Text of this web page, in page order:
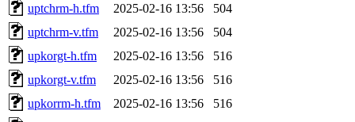
uptchrm-h.tfm
2025-02-16 13:56
504
uptchrm-v.tfm
2025-02-16 13:56
504
upkorgt-h.tfm
2025-02-16 13:56
516
upkorgt-v.tfm
2025-02-16 13:56
516
upkorrm-h.tfm
2025-02-16 13:56
516